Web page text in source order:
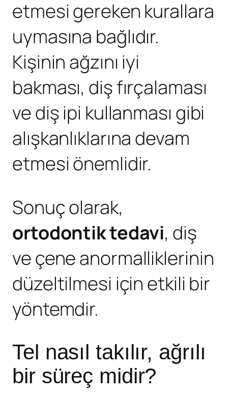
etmesi gereken kurallara
uymasına bağlıdır.
Kişinin ağzını iyi
bakması, diş fırçalaması
ve diş ipi kullanması gibi
alışkanlıklarına devam
etmesi önemlidir.
Sonuç olarak,
ortodontik tedavi, diş
ve çene anormalliklerinin
düzeltilmesi için etkili bir
yöntemdir.
Tel nasıl takılır, ağrılı
bir süreç midir?